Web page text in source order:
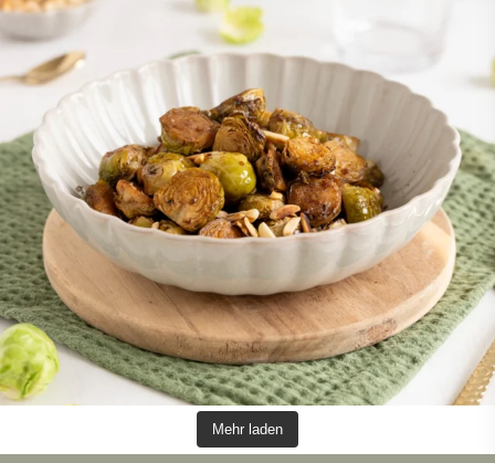
Mehr laden